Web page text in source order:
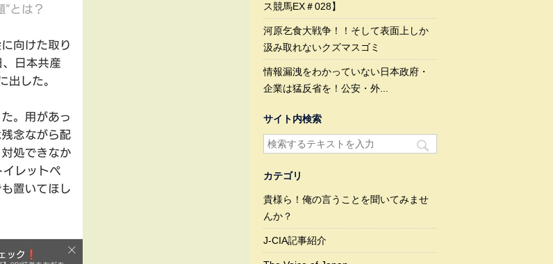
ス競馬EX＃028】
河原乞食大戦争！！そして表面上しか
汲み取れないクズマスゴミ
情報漏洩をわかっていない日本政府・
企業は猛反省を！公安・外...
サイト内検索
カテゴリ
貴様ら！俺の言うことを聞いてみませ
んか？
J-CIA記事紹介